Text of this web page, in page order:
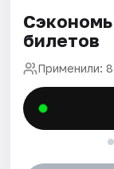
билетов
Применили: